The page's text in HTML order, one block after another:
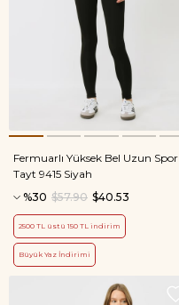
Fermuarlı Yüksek Bel Uzun Spor
Tayt 9415 Siyah
%30
$40.53
$57.90
2500 TL üstü 150 TL indirim
Büyük Yaz İndirimi